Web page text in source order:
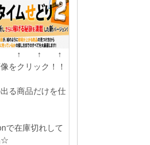
↑ ↑ ↑
をクリック！！
る商品だけを仕
で在庫切れして
☆